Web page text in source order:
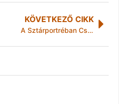
KÖVETKEZŐ CIKK
A Sztárportréban Csordás Tibor!